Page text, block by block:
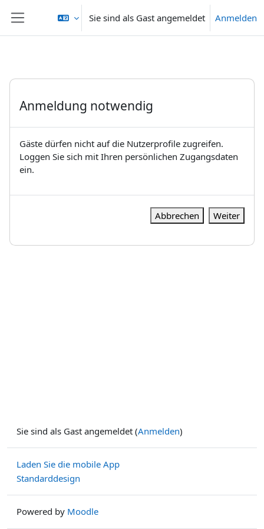
Website-Übersicht
Sie sind als Gast angemeldet Anmelden
Anmeldung notwendig
Gäste dürfen nicht auf die Nutzerprofile zugreifen.
Loggen Sie sich mit Ihren persönlichen Zugangsdaten
ein.
Abbrechen Weiter
Sie sind als Gast angemeldet (Anmelden)
Laden Sie die mobile App
Standarddesign
Powered by Moodle